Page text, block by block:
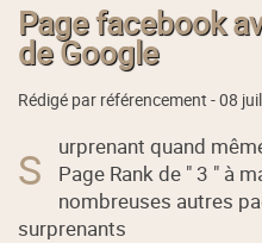
Page facebook
de Google
Rédigé par référencement -08
S
urprenant quand
Page Rank de " 3 " à
nombreuses autres
surprenants